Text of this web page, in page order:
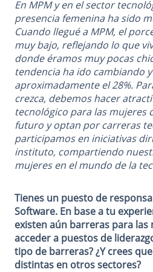
En MPM y en el sector
presencia femenina ha sido
Cuando llegué a MPM, el
muy bajo, reflejando lo que
donde éramos muy pocas
tendencia ha ido cambiando
aproximadamente el 28%.
crezca, debemos hacer
tecnológico para las mujeres
futuro y optan por carreras
participamos en iniciativas
instituto, compartiendo
mujeres en el mundo de la
Tienes un puesto de
Software. En base a tu
existen aún barreras para las
acceder a puestos de
tipo de barreras? ¿Y crees
distintas en otros sectores?